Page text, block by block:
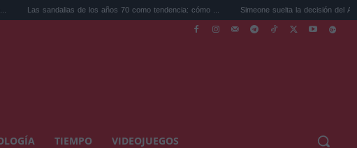
de los años 70 como tendencia: cómo ... Simeone suelta la decisión del Atlético sobre
TIEMPO VIDEOJUEGOS